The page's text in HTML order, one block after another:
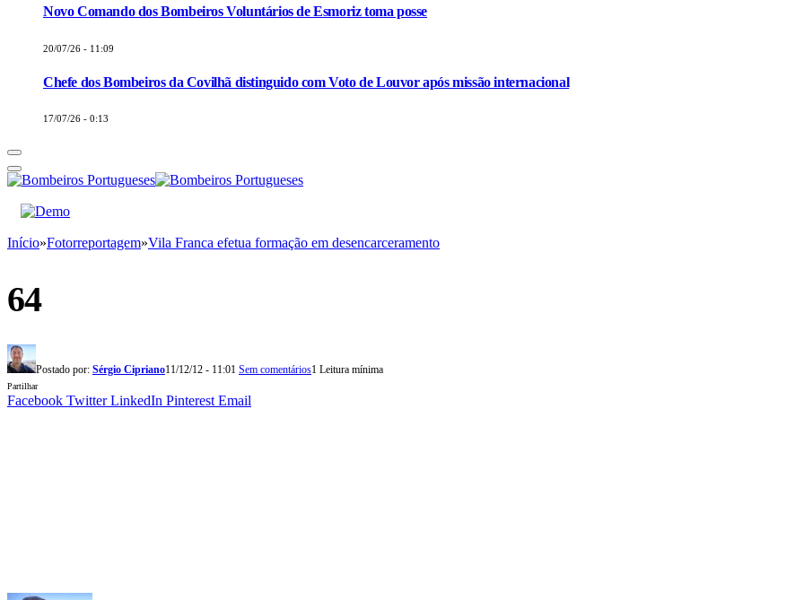
Novo Comando dos Bombeiros Voluntários de Esmoriz toma posse
20/07/26 - 11:09
Chefe dos Bombeiros da Covilhã distinguido com Voto de Louvor após missão internacional
17/07/26 - 0:13
Início»Fotorreportagem»Vila Franca efetua formação em desencarceramento
64
Postado por: Sérgio Cipriano11/12/12 - 11:01 Sem comentários1 Leitura mínima
Partilhar
Facebook Twitter LinkedIn Pinterest Email